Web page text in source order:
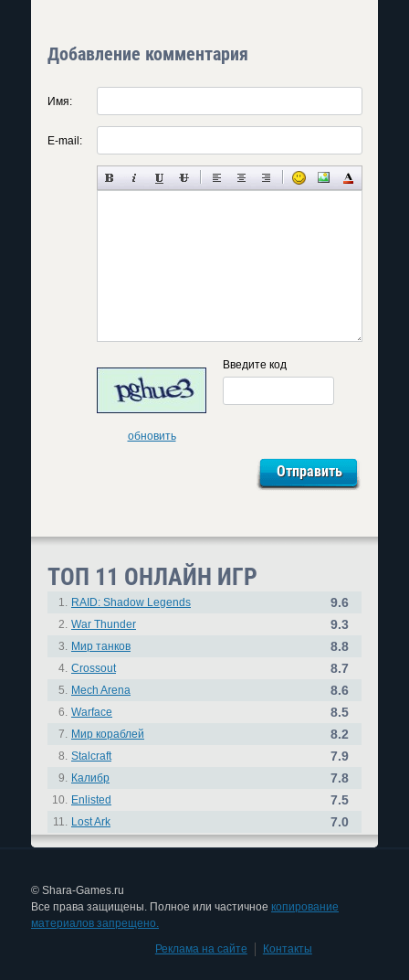
Добавление комментария
Имя:
E-mail:
обновить
Введите код
ТОП 11 ОНЛАЙН ИГР
1. RAID: Shadow Legends 9.6
2. War Thunder 9.3
3. Мир танков 8.8
4. Crossout 8.7
5. Mech Arena 8.6
6. Warface 8.5
7. Мир кораблей 8.2
8. Stalcraft 7.9
9. Калибр 7.8
10. Enlisted 7.5
11. Lost Ark 7.0
© Shara-Games.ru
Все права защищены. Полное или частичное копирование
материалов запрещено.
Реклама на сайте
Контакты